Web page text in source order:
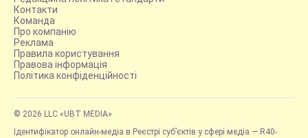
Контакти
Команда
Про компанію
Реклама
Правила користування
Правова інформація
Політика конфіденційності
© 2026 LLC «UBT MEDIA»
Ідентифікатор онлайн-медіа в Реєстрі суб’єктів у сфері медіа — R40-